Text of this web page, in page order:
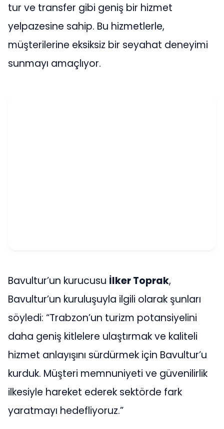
tur ve transfer gibi geniş bir hizmet
yelpazesine sahip. Bu hizmetlerle,
müşterilerine eksiksiz bir seyahat deneyimi
sunmayı amaçlıyor.
Bavultur’un kurucusu İlker Toprak,
Bavultur’un kuruluşuyla ilgili olarak şunları
söyledi: “Trabzon’un turizm potansiyelini
daha geniş kitlelere ulaştırmak ve kaliteli
hizmet anlayışını sürdürmek için Bavultur’u
kurduk. Müşteri memnuniyeti ve güvenilirlik
ilkesiyle hareket ederek sektörde fark
yaratmayı hedefliyoruz.”